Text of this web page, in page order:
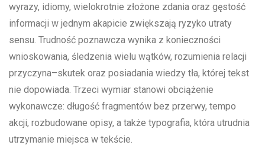
wyrazy, idiomy, wielokrotnie złożone zdania oraz gęstość
informacji w jednym akapicie zwiększają ryzyko utraty
sensu. Trudność poznawcza wynika z konieczności
wnioskowania, śledzenia wielu wątków, rozumienia relacji
przyczyna–skutek oraz posiadania wiedzy tła, której tekst
nie dopowiada. Trzeci wymiar stanowi obciążenie
wykonawcze: długość fragmentów bez przerwy, tempo
akcji, rozbudowane opisy, a także typografia, która utrudnia
utrzymanie miejsca w tekście.